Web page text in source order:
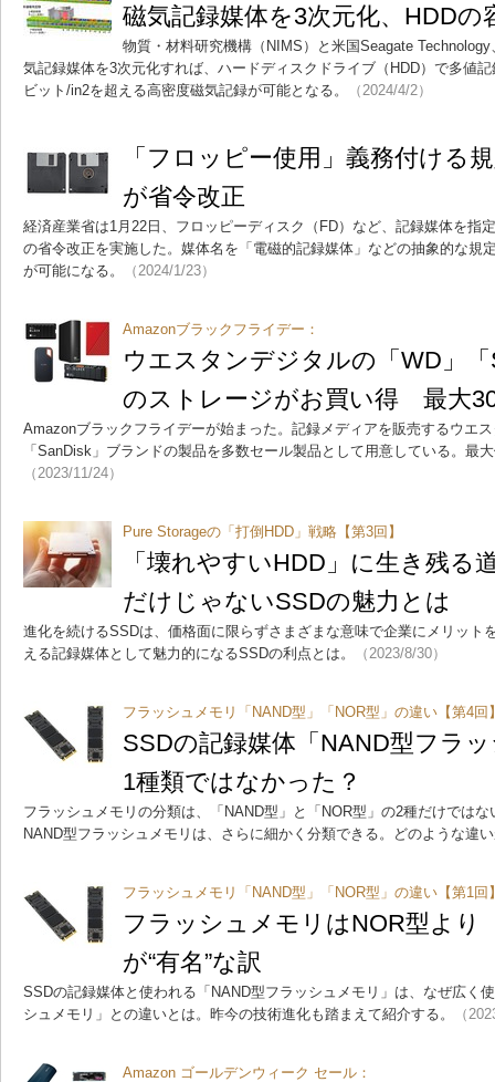
磁気記録媒体を3次元化、HDDの
物質・材料研究機構（NIMS）と米国Seagate
気記録媒体を3次元化すれば、ハードディスクドライブ（HDD）で多値
ビット/in2を超える高密度磁気記録が可能となる。
（2024/4/2）
「フロッピー使用」義務付ける
が省令改正
経済産業省は1月22日、フロッピーディスク（FD）など、記録媒体を指
の省令改正を実施した。媒体名を「電磁的記録媒体」などの抽象的な規
が可能になる。
（2024/1/23）
Amazonブラックフライデー：
ウエスタンデジタルの「WD」
のストレージがお買い得 最大
Amazonブラックフライデーが始まった。記録メディアを販売するウエ
「SanDisk」ブランドの製品を多数セール製品として用意している。最
（2023/11/24）
Pure Storageの「打倒HDD」戦略【第3回】
「壊れやすいHDD」に生き残
だけじゃないSSDの魅力とは
進化を続けるSSDは、価格面に限らずさまざまな意味で企業にメリット
える記録媒体として魅力的になるSSDの利点とは。
（2023/8/30）
フラッシュメモリ「NAND型」「NOR型」の違い【第4回
SSDの記録媒体「NAND型フラ
1種類ではなかった？
フラッシュメモリの分類は、「NAND型」と「NOR型」の2種だけでは
NAND型フラッシュメモリは、さらに細かく分類できる。どのような違
フラッシュメモリ「NAND型」「NOR型」の違い【第1回
フラッシュメモリはNOR型より
が“有名”な訳
SSDの記録媒体と使われる「NAND型フラッシュメモリ」は、なぜ広く
シュメモリ」との違いとは。昨今の技術進化も踏まえて紹介する。
（
Amazon ゴールデンウィーク セール：